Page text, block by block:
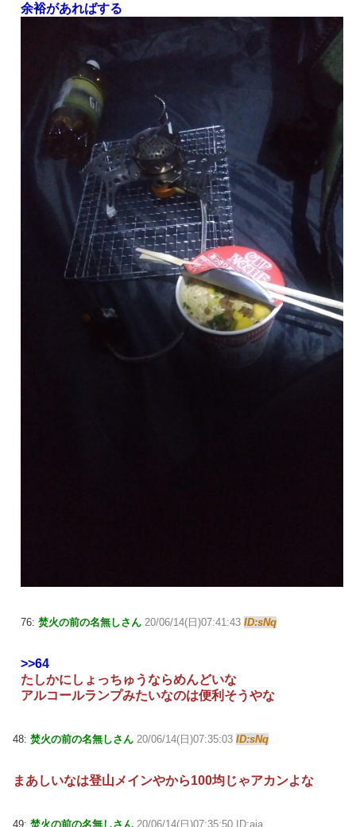
余裕があればする
76: 焚火の前の名無しさん 20/06/14(日)07:41:43 ID:sNq
>>64
たしかにしょっちゅうならめんどいな
アルコールランプみたいなのは便利そうやな
48: 焚火の前の名無しさん 20/06/14(日)07:35:03 ID:sNq
まあしいなは登山メインやから100均じゃアカンよな
49: 焚火の前の名無しさん 20/06/14(日)07:35:50 ID:aia